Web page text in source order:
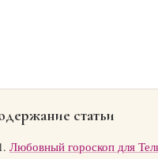
статьи
Любовный гороскоп для